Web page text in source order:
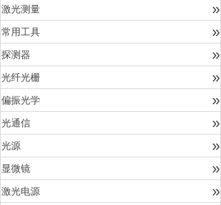
激光测量 »
常用工具 »
探测器 »
光纤光栅 »
偏振光学 »
光通信 »
光源 »
显微镜 »
激光电源 »